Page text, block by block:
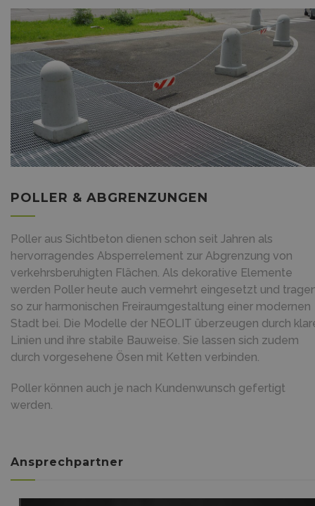
POLLER & ABGRENZUNGEN
Poller aus Sichtbeton dienen schon seit Jahren als
hervorragendes Absperrelement zur Abgrenzung von
verkehrsberuhigten Flächen. Als dekorative Elemente
werden Poller heute auch vermehrt eingesetzt und
so zur harmonischen Freiraumgestaltung einer modernen
Stadt bei. Die Modelle der NEOLIT überzeugen durch
Linien und ihre stabile Bauweise. Sie lassen sich zudem
durch vorgesehene Ösen mit Ketten verbinden.
Poller können auch je nach Kundenwunsch gefertigt
werden.
Ansprechpartner